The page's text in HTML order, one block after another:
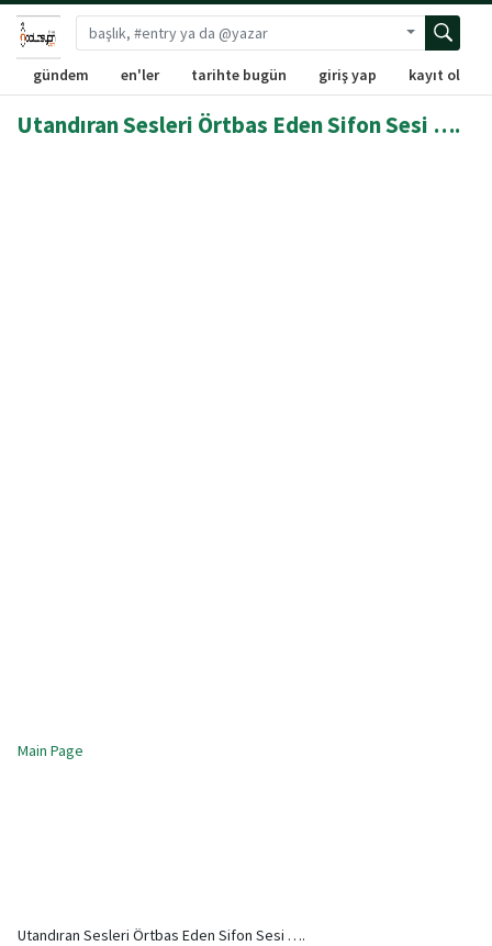
Gelişmiş
gündem en'ler tarihte bugün giriş yap kayıt ol
Utandıran Sesleri Örtbas Eden Sifon Sesi ….
Main Page
Utandıran Sesleri Örtbas Eden Sifon Sesi ….